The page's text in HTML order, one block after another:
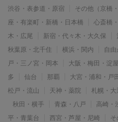
渋谷・表参道・原宿 その他（京橋
座・有楽町・新橋・日本橋
心斎橋
木・広尾
新宿・代々木・大久保
秋葉原・北千住
横浜・関内 自
戸・三ノ宮・岡本
大阪・梅田・淀
多
仙台 那覇 大宮・浦和・戸
松戸・流山
天神・薬院 札幌・大
秋田・横手
青森・八戸 高崎・
平・青葉台
西宮・芦屋・尼崎